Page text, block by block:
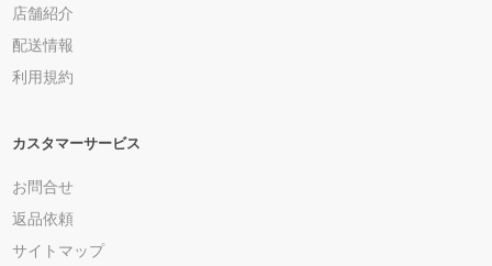
店舗紹介
配送情報
利用規約
カスタマーサービス
お問合せ
返品依頼
サイトマップ